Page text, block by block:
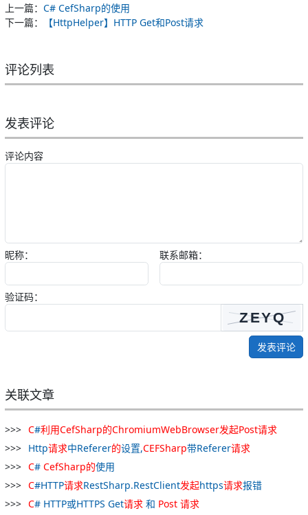
上一篇： C# CefSharp的使用
下一篇：
【HttpHelper】HTTP Get和Post请求
评论列表
发表评论
评论内容
昵称： 联系邮箱：
验证码：
发表评论
关联文章
C#利用CefSharp的ChromiumWebBrowser发起Post请求
Http请求中Referer的设置,CEFSharp带Referer请求
C# CefSharp的使用
C#HTTP请求RestSharp.RestClient发起https请求报错
C# HTTP或HTTPS Get请求 和 Post 请求